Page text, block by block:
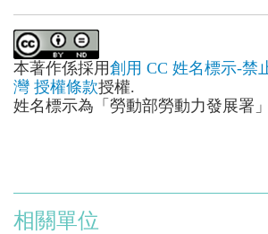
本著作係採用創用 CC 姓名標示-禁
灣 授權條款授權.
姓名標示為「勞動部勞動力發展署」
相關單位